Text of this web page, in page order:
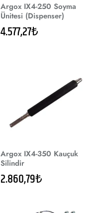
Argox IX4-250 Soyma
Ünitesi (Dispenser)
4.577,27₺
Argox IX4-350 Kauçuk
Silindir
2.860,79₺